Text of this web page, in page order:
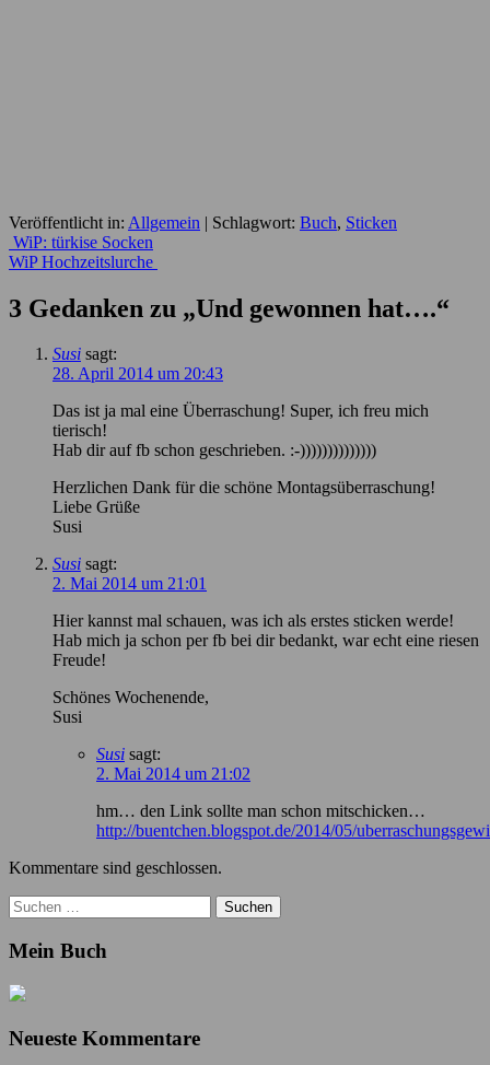
Veröffentlicht in: Allgemein | Schlagwort: Buch, Sticken
Beitrags-
Navigation
WiP: türkise Socken
WiP Hochzeitslurche
3 Gedanken zu „Und gewonnen hat….“
Susi sagt:
28. April 2014 um 20:43
Das ist ja mal eine Überraschung! Super, ich freu mich
tierisch!
Hab dir auf fb schon geschrieben. :-))))))))))))))
Herzlichen Dank für die schöne Montagsüberraschung!
Liebe Grüße
Susi
Susi sagt:
2. Mai 2014 um 21:01
Hier kannst mal schauen, was ich als erstes sticken werde!
Hab mich ja schon per fb bei dir bedankt, war echt eine riesen
Freude!
Schönes Wochenende,
Susi
Susi sagt:
2. Mai 2014 um 21:02
hm… den Link sollte man schon mitschicken…
http://buentchen.blogspot.de/2014/05/
Kommentare sind geschlossen.
Suchen
nach:
Mein Buch
Neueste Kommentare